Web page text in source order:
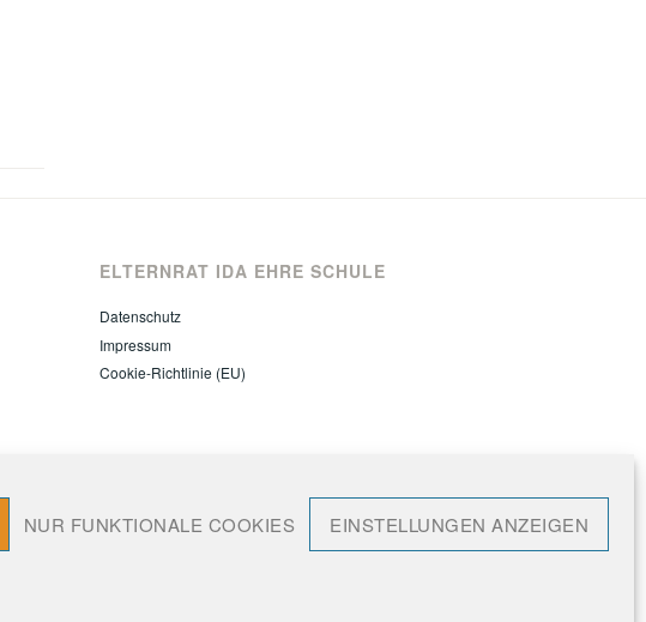
NUR FUNKTIONALE COOKIES EINSTELLUNGEN ANZEIGEN
ELTERNRAT IDA EHRE SCHULE
Datenschutz
Impressum
Cookie-Richtlinie (EU)